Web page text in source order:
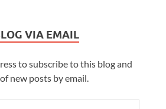
VIA EMAIL
to subscribe to this blog and
new posts by email.